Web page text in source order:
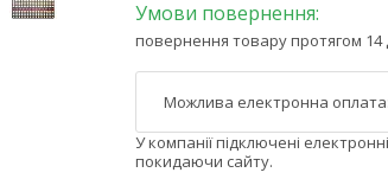
повернення товару протягом 14
У компанії підключені
покидаючи сайту.